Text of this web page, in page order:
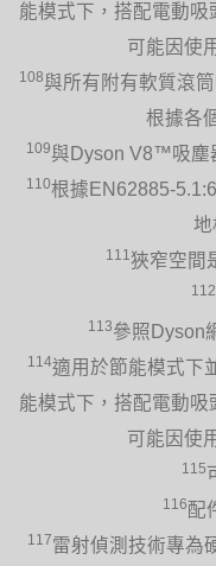
能模式下，搭配電動吸
可能因使
108與所有附有軟質滾
根據各
109與Dyson V8™吸塵
110根據EN62885-
地
111 狹窄空間
112
113參照Dyson
114適用於節能模式下
能模式下，搭配電動吸
可能因使
115
116配
117雷射偵測技術專為